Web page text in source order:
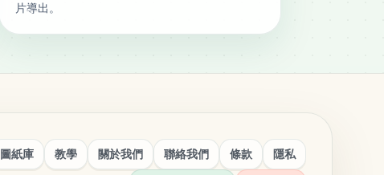
片導出。
圖紙庫 教學 關於我們 聯絡我們 條款 隱私